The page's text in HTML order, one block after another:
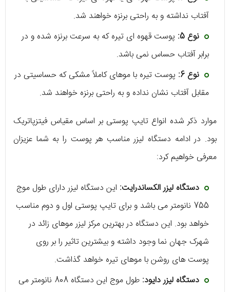
آفتاب نداشته و به راحتی برنزه خواهند شد.
نوع 5:
پوست قهوه ‌ای تیره که به سرعت برنزه شده و در
برابر آفتاب حساس نمی ‌باشد.
نوع 6:
پوست تیره با موهای کاملاً مشکی که حساسیتی در
مقابل آفتاب نشان نداده و به راحتی برنزه خواهند شد.
موارد ذکر شده انواع تایپ پوستی بر اساس مقیاس فیتزپاتریک
بود. در ادامه دستگاه لیزر مناسب هر پوست را به شما عزیزان
معرفی خواهیم کرد:
دستگاه لیزر الکساندرایت: این دستگاه لیزر دارای طول موج
755 نانومتر می ‌باشد و برای تایپ پوستی اول و دوم مناسب
خواهد بود. این دستگاه در بهترین مرکز لیزر موهای زائد در
شهرک جهان نما وجود داشته و بیشترین تاثیر را بر روی
پوست ‌های روشن با موهای تیره خواهد گذاشت.
دستگاه لیزر دایود:
طول موج این دستگاه 808 نانومتر می